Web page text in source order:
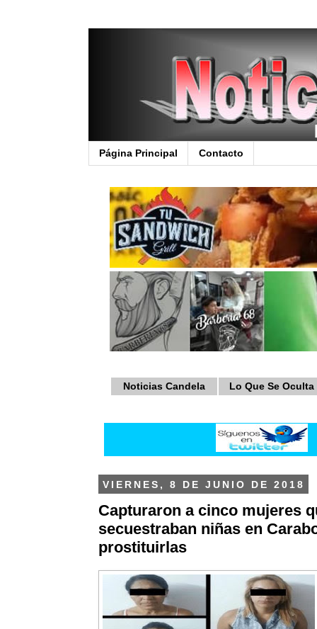
Página Principal Contacto
Noticias Candela Lo Que Se Oculta
VIERNES, 8 DE JUNIO DE 2018
Capturaron a cinco mujeres
secuestraban niñas en
prostituirlas